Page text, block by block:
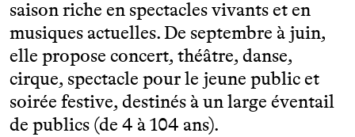
saison riche en spectacles vivants et en
musiques actuelles. De septembre à juin,
elle propose concert, théâtre, danse,
cirque, spectacle pour le jeune public et
soirée festive, destinés à un large éventail
de publics (de 4 à 104 ans).